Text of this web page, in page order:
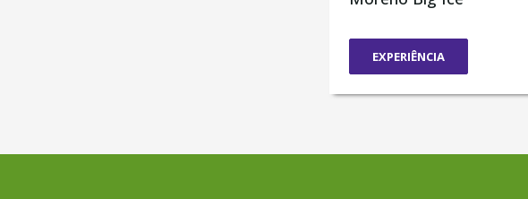
EXPERIÊNCIA